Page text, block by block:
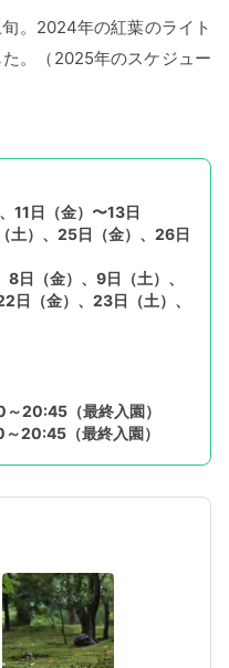
。2024年の紅葉のライト
。（2025年のスケジュー
11日（金）〜13日
土）、25日（金）、26日
日（金）、9日（土）、
日（金）、23日（土）、
20:45（最終入園）
20:45（最終入園）